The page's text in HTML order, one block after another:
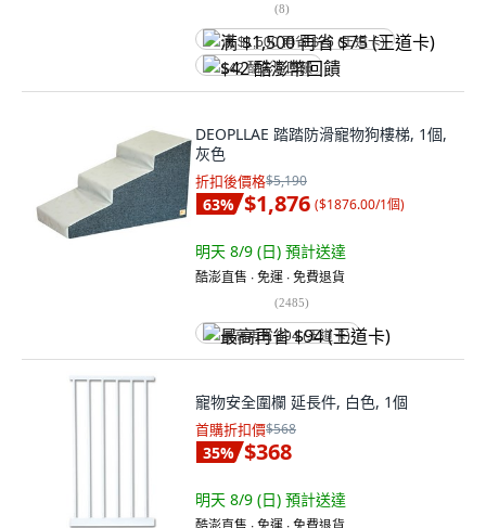
(8)
满 $1,500 再省 $75 (王道卡)
$42 酷澎幣回饋
DEOPLLAE 踏踏防滑寵物狗樓梯, 1個,
灰色
折扣後價格$5,190
63% $1,876 ($1876.00/1個)
明天 8/9 (日) 預計送達
酷澎直售 ∙ 免運 ∙ 免費退貨
(2485)
最高再省 $94 (王道卡)
寵物安全圍欄 延長件, 白色, 1個
首購折扣價$568
35% $368
明天 8/9 (日) 預計送達